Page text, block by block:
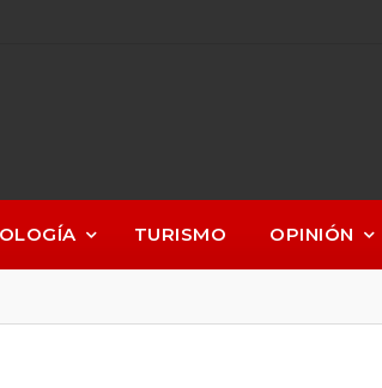
TURISMO OPINIÓN